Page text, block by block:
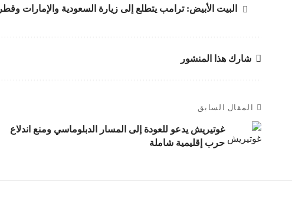
البيت الأبيض: ترامب يتطلع إلى زيارة السعودية والإمارات وقطر
شارك هذا المنشور
المقال السابق
غوتيريش يدعو للعودة إلى المسار الدبلوماسي ومنع اندلاع
حرب إقليمية شاملة